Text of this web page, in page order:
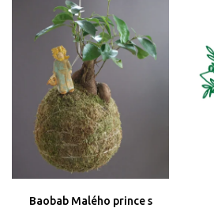
Baobab Malého prince s